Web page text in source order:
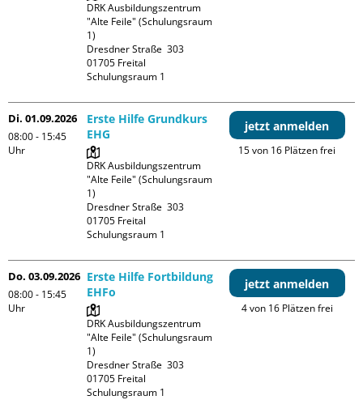
DRK Ausbildungszentrum
"Alte Feile" (Schulungsraum
1)
Dresdner Straße  303
01705 Freital
Schulungsraum 1
Di. 01.09.2026
08:00 - 15:45
Uhr
Erste Hilfe Grundkurs
EHG
DRK Ausbildungszentrum
"Alte Feile" (Schulungsraum
1)
Dresdner Straße  303
01705 Freital
Schulungsraum 1
jetzt anmelden
15 von 16 Plätzen frei
Do. 03.09.2026
08:00 - 15:45
Uhr
Erste Hilfe Fortbildung
EHFo
DRK Ausbildungszentrum
"Alte Feile" (Schulungsraum
1)
Dresdner Straße  303
01705 Freital
Schulungsraum 1
jetzt anmelden
4 von 16 Plätzen frei